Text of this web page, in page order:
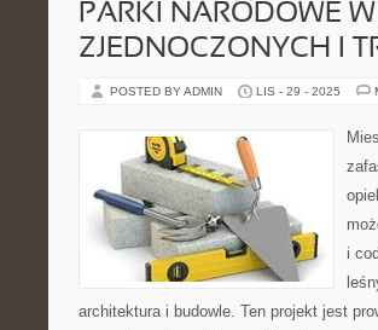
PARKI NARODOWE
ZJEDNOCZONYCH I
POSTED BY ADMIN LIS - 29 - 2025
i
architektura i budowle. Ten projekt jest